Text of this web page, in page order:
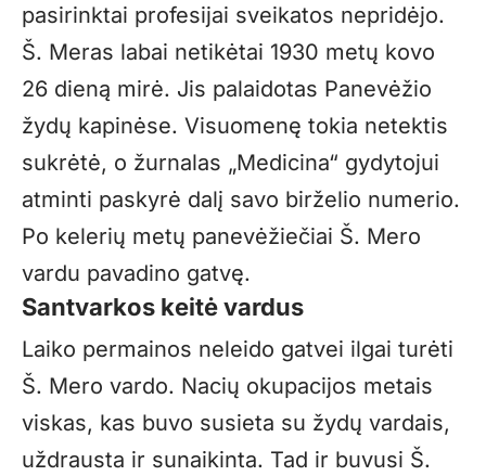
pasirinktai profesijai sveikatos nepridėjo.
Š. Meras labai netikėtai 1930 metų kovo
26 dieną mirė. Jis palaidotas Panevėžio
žydų kapinėse. Visuomenę tokia netektis
sukrėtė, o žurnalas „Medicina“ gydytojui
atminti paskyrė dalį savo birželio numerio.
Po kelerių metų panevėžiečiai Š. Mero
vardu pavadino gatvę.
Santvarkos keitė vardus
Laiko permainos neleido gatvei ilgai turėti
Š. Mero vardo. Nacių okupacijos metais
viskas, kas buvo susieta su žydų vardais,
uždrausta ir sunaikinta. Tad ir buvusi Š.